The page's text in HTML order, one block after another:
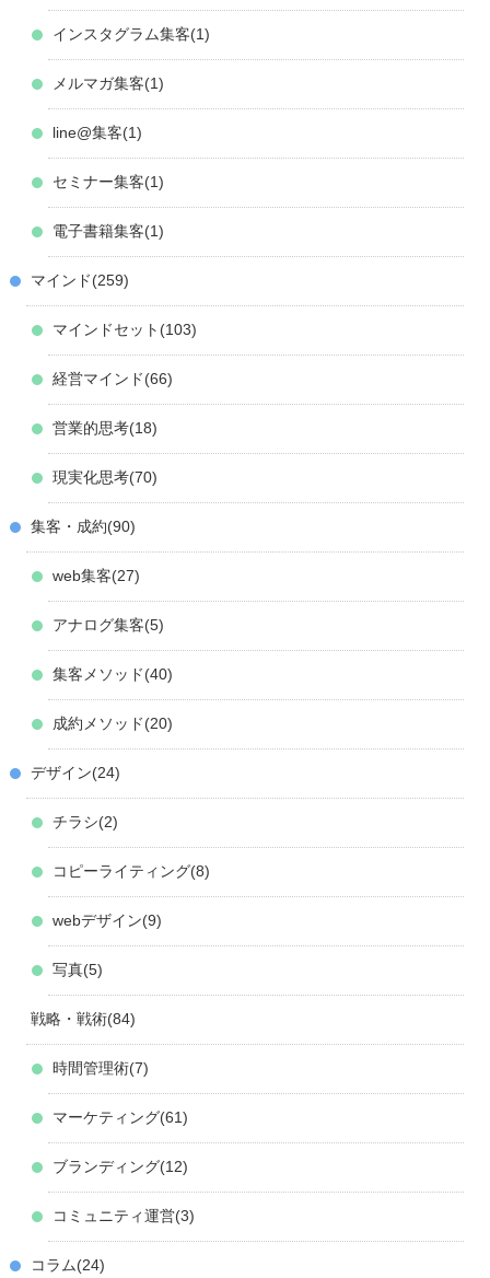
インスタグラム集客 1
メルマガ集客 1
line@集客 1
セミナー集客 1
電子書籍集客 1
マインド 259
マインドセット 103
経営マインド 66
営業的思考 18
現実化思考 70
集客・成約 90
web集客 27
アナログ集客 5
集客メソッド 40
成約メソッド 20
デザイン 24
チラシ 2
コピーライティング 8
webデザイン 9
写真 5
戦略・戦術 84
時間管理術 7
マーケティング 61
ブランディング 12
コミュニティ運営 3
コラム 24